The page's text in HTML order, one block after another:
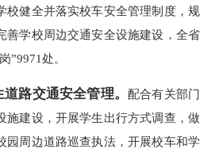
校健全并落实校车安全管理制度，规
善学校周边交通安全设施建设，全省
”9971处。
路交通安全管理。 配合有关部门
施建设，开展学生出行方式调查，做
园周边道路巡查执法，开展校车和学